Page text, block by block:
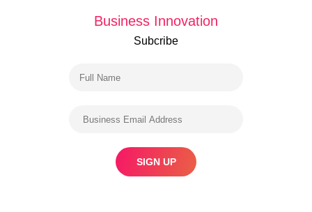
Business Innovation
Subcribe